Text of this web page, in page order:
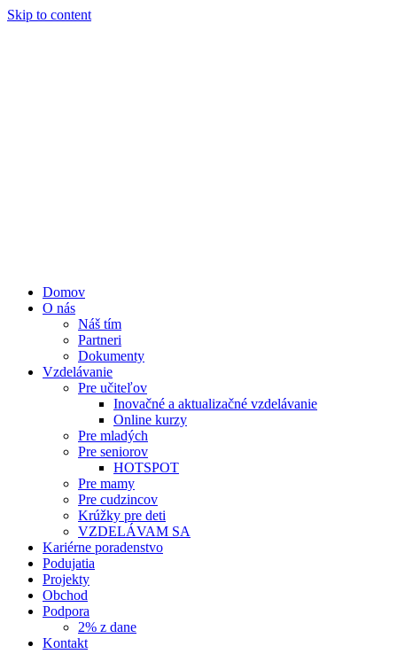
Skip to content
Domov
O nás
Náš tím
Partneri
Dokumenty
Vzdelávanie
Pre učiteľov
Inovačné a aktualizačné vzdelávanie
Online kurzy
Pre mladých
Pre seniorov
HOTSPOT
Pre mamy
Pre cudzincov
Krúžky pre deti
VZDELÁVAM SA
Kariérne poradenstvo
Podujatia
Projekty
Obchod
Podpora
2% z dane
Kontakt